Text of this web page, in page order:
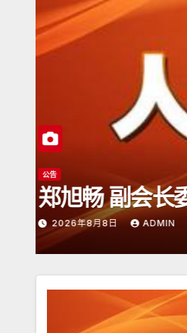
日本潮汕总
2026年6月15日